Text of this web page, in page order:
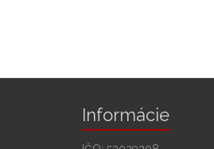
Informácie